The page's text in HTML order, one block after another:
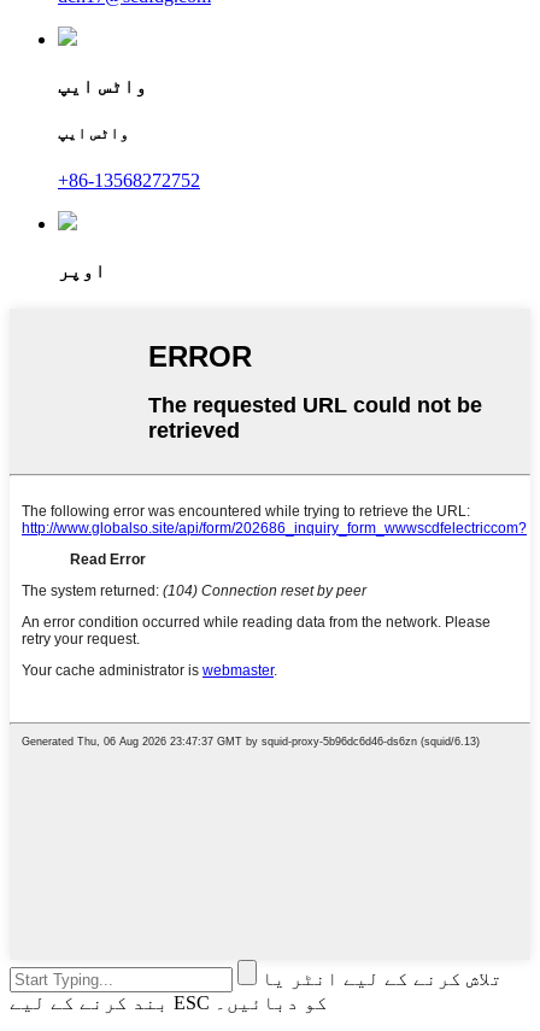
واٹس ایپ
واٹس ایپ
+86-13568272752
اوپر
تلاش کرنے کے لیے انٹر یا
بند کرنے کے لیے ESC کو دبائیں۔